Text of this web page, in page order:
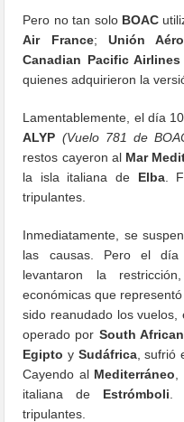
Pero no tan solo BOAC
Air France; Unión
Canadian Pacific Airlines
quienes adquirieron la
Lamentablemente, el día
ALYP (Vuelo 781 de
restos cayeron al Mar
la isla italiana de Elba.
tripulantes.
Inmediatamente, se
las causas. Pero el
levantaron la
económicas que
sido reanudado los vuelos,
operado por South
Egipto y Sudáfrica, sufrió
Cayendo al Mediterráneo
italiana de Estrómboli .
tripulantes.